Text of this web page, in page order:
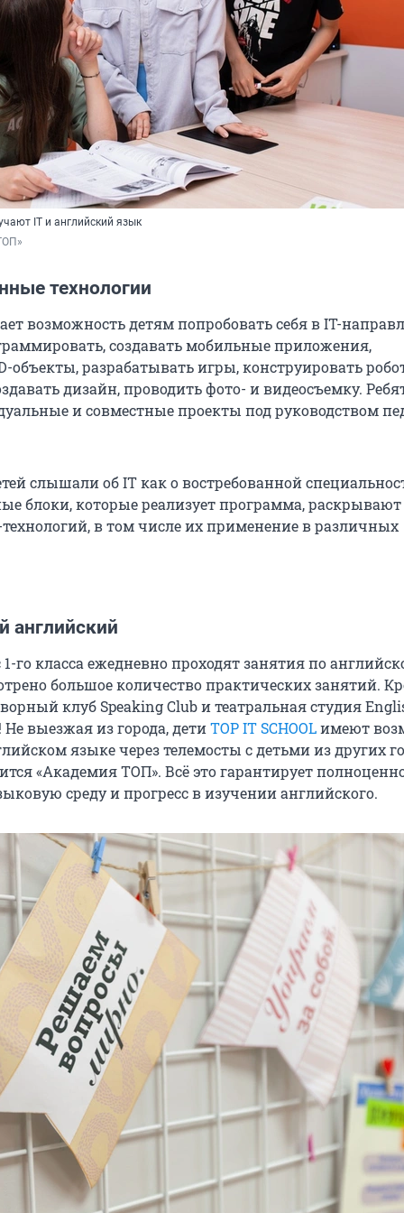
IT и английский язык
технологии
возможность детям попробовать себя в IT-
создавать мобильные приложения,
объекты, разрабатывать игры, конструировать
дизайн, проводить фото- и видеосъемку.
и совместные проекты под руководством
слышали об IT как о востребованной
блоки, которые реализует программа, раскрывают
в том числе их применение в различных
английский
го класса ежедневно проходят занятия по
большое количество практических занятий.
клуб Speaking Club и театральная студия
Не выезжая из города, детиTOP IT SCHOOLимеют
языке через телемосты с детьми из других
«Академия ТОП». Всё это гарантирует
среду и прогресс в изучении английского.